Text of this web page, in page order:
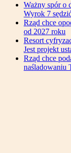
Ważny spór o
Wyrok 7
Rząd chce
od 2027 roku
Resort
Jest projekt
Rząd chce
naśladowaniu